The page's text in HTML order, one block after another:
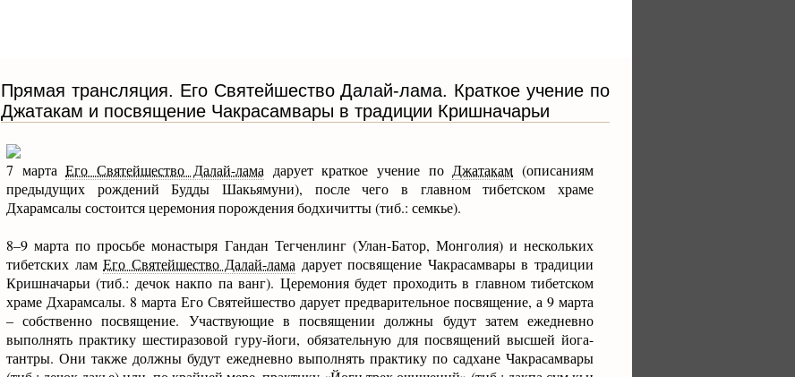
Прямая трансляция. Его Святейшество Далай-лама. Краткое учение по
Джатакам и посвящение Чакрасамвары в традиции Кришначарьи
7 мартаЕго Святейшество Далай-лама дарует краткое учение по Джатакам (описаниям
предыдущих рождений Будды Шакьямуни), после чего в главном тибетском храме
Дхарамсалы состоится церемония порождения бодхичитты (тиб.: семкье).
8–9 марта по просьбе монастыря Гандан Тегченлинг (Улан-Батор, Монголия) и нескольких
тибетских ламЕго Святейшество Далай-лама дарует посвящение Чакрасамвары в традиции
Кришначарьи (тиб.: дечок накпо па ванг). Церемония будет проходить в главном тибетском
храме Дхарамсалы. 8 марта Его Святейшество дарует предварительное посвящение, а 9 марта
– собственно посвящение. Участвующие в посвящении должны будут затем ежедневно
выполнять практику шестиразовой гуру-йоги, обязательную для посвящений высшей йога-
тантры. Они также должны будут ежедневно выполнять практику по садхане Чакрасамвары